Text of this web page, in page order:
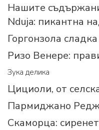
Нашите
Nduja: пикантна
Горгонзола
Ризо Венере:
Зука делика
Цициоли, от
Пармиджано
Скаморца: